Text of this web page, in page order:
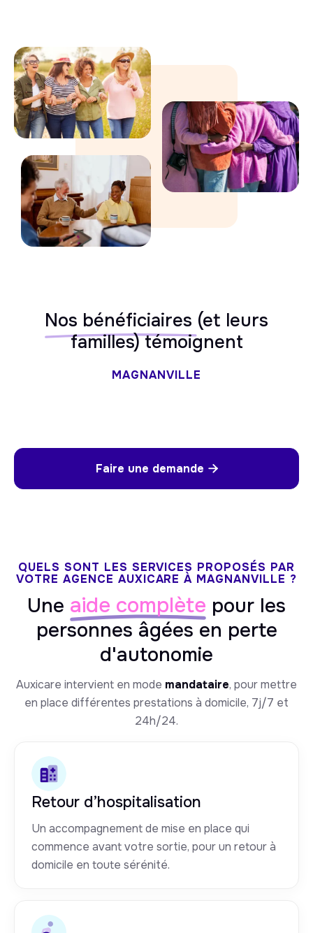
Nos bénéficiaires (et leurs
familles) témoignent
MAGNANVILLE
Faire une demande 
QUELS SONT LES SERVICES PROPOSÉS PAR
VOTRE AGENCE AUXICARE À MAGNANVILLE ?
Une aide complète pour les
personnes âgées en perte
d'autonomie
Auxicare intervient en mode mandataire, pour mettre
en place différentes prestations à domicile, 7j/7 et
24h/24.
Retour d’hospitalisation
Un accompagnement de mise en place qui
commence avant votre sortie, pour un retour à
domicile en toute sérénité.